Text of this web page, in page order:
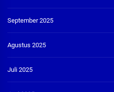
September 2025
Agustus 2025
Juli 2025